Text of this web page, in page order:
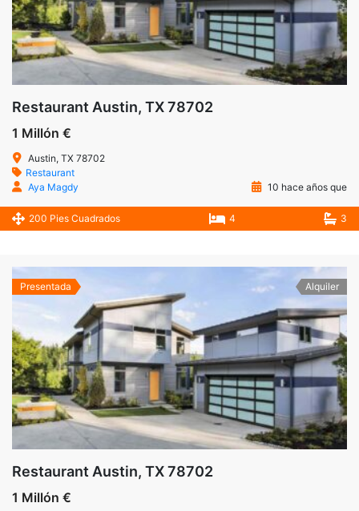
Restaurant Austin, TX 78702
1 Millón €
Austin, TX 78702
Restaurant
Aya Magdy
10 hace años que
200 Pies Cuadrados 4 3
Presentada Alquiler
Restaurant Austin, TX 78702
1 Millón €